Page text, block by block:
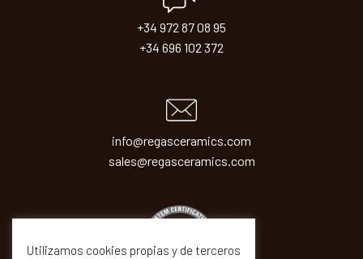
+34 972 87 08 95
+34 696 102 372
info@regasceramics.com
sales@regasceramics.com
Utilizamos cookies propias y de terceros